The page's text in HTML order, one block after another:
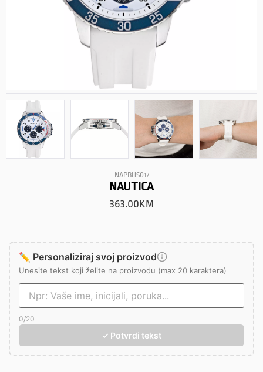
NAPBHS017
NAUTICA
363.00KM
✏️ Personaliziraj svoj proizvod
Unesite tekst koji želite na proizvodu (max 20 karaktera)
0/20
✓ Potvrdi tekst